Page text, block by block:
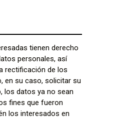
tienen derecho
personales, así
rectificación de los
en su caso, solicitar su
los datos ya no sean
fines que fueron
los interesados en